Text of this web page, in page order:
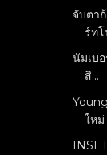
จับตา
ร์ท
นัมเบ
สิ...
ใหม่